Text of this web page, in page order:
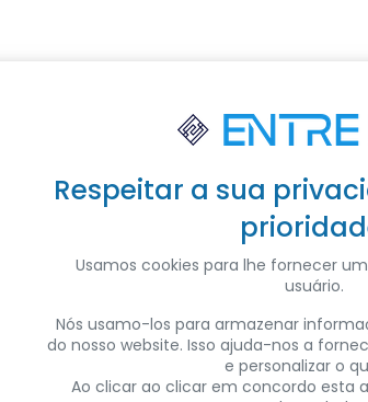
Respeitar a sua
Usamos cookies para lhe fornecer
usuário.
Nós usamo-los para armazenar
do nosso website. Isso ajuda-nos a
e personalizar o
Ao clicar ao clicar em concordo esta